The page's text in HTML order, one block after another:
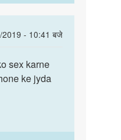
2019 - 10:41 बजे
sex karne
ke jyda